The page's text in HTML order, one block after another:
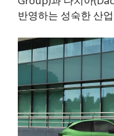
반영하는 성숙한 산